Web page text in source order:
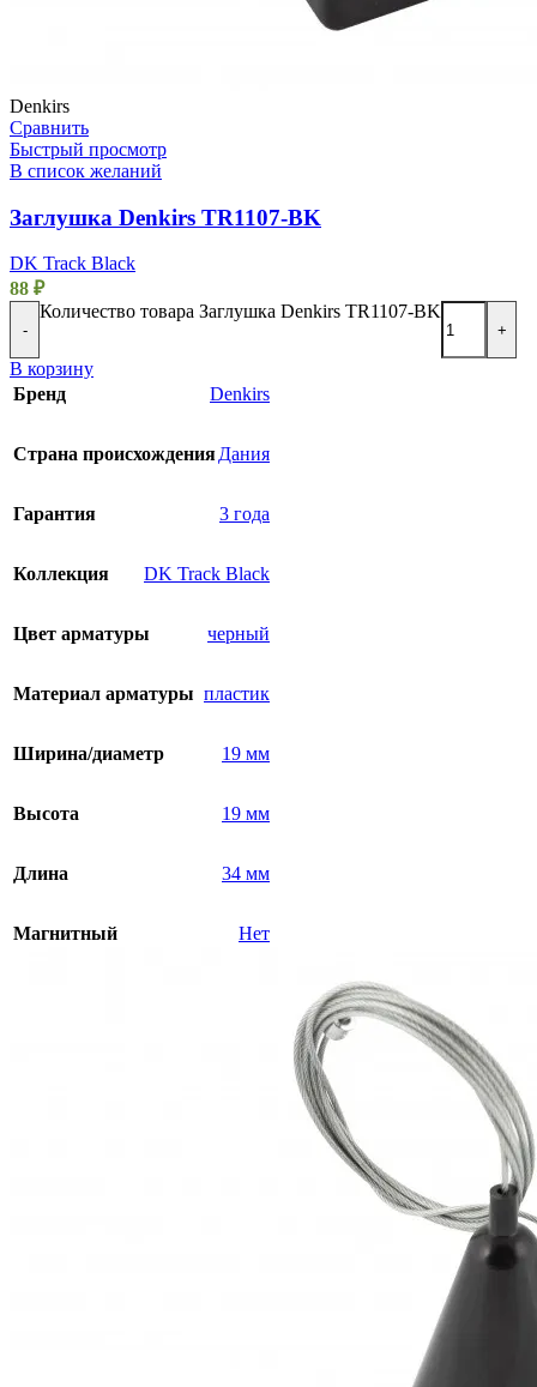
Denkirs
Сравнить
Быстрый просмотр
В список желаний
Заглушка Denkirs TR1107-BK
DK Track Black
88 ₽
-
Количество товара Заглушка Denkirs TR1107-BK
+
В корзину
Бренд
Denkirs
Страна происхожденияДания
Гарантия 3 года
Коллекция DK Track Black
Цвет арматуры черный
Материал арматуры пластик
Ширина/диаметр 19 мм
Высота 19 мм
Длина 34 мм
Магнитный Нет